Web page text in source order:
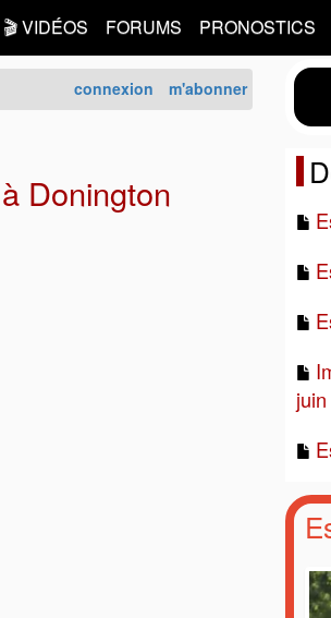
🎬 VIDÉOS FORUMS PRONOSTICS
connexion m'abonner
Donington